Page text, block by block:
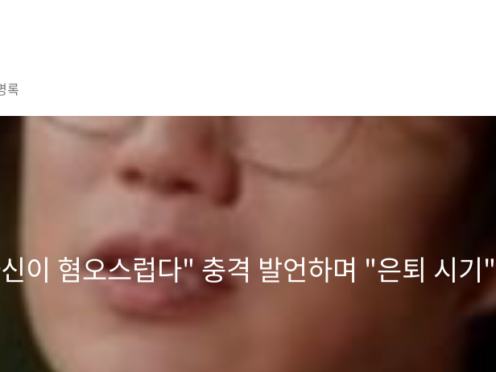
록
이 혐오스럽다" 충격 발언하며 "은퇴 시기